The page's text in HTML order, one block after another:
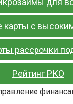
карты с
рассрочки
Рейтинг РКО